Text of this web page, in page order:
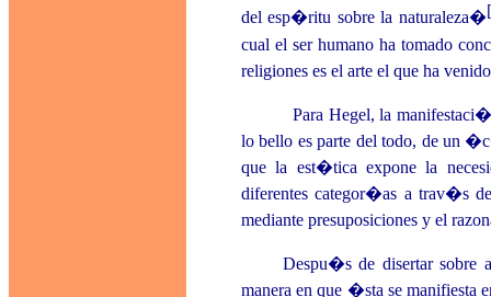
del esp�ritu sobre la naturaleza�
cual el ser humano ha tomado
religiones es el arte el que ha
Para Hegel, la
lo bello es parte del todo, de un
que la est�tica expone la
diferentes categor�as a trav�s
mediante presuposiciones y el
Despu�s de disertar sobre
manera en que �sta se manifiesta